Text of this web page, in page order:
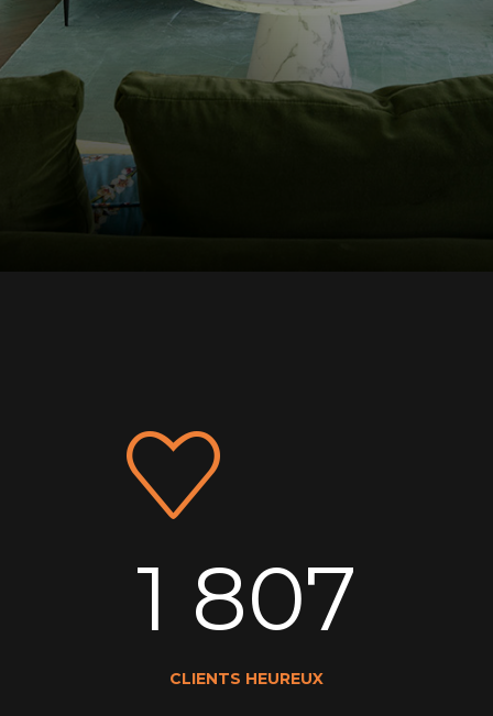
Des espaces
qui vous
ressemblent...
1 807
CLIENTS HEUREUX